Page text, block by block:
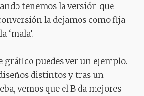
tenemos la versión que
la dejamos como fija
‘mala’.
gráfico puedes ver un ejemplo.
distintos y tras un
vemos que el B da mejores